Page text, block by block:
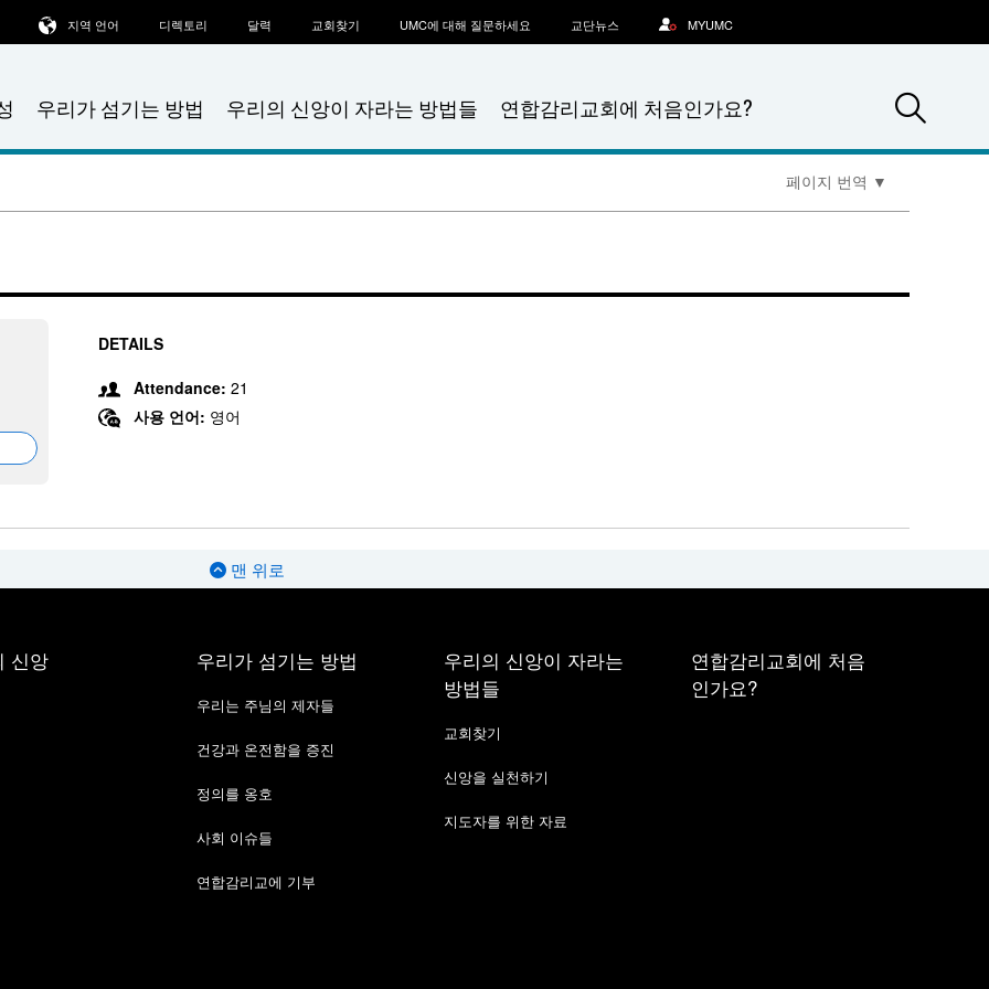
우리가 섬기는 방법 우리의 신앙이 자라는 방법들 연합감리교회에 처음인가요?
지역 언어 디렉토리 달력 교회찾기 UMC에 대해 질문하세요 교단뉴스 MYUMC
페이지 번역 ▼
DETAILS
Attendance: 21
사용 언어: 영어
맨 위로
신앙 우리가 섬기는 방법
우리는 주님의 제자들
건강과 온전함을 증진
정의를 옹호
사회 이슈들
연합감리교에 기부
우리의 신앙이 자라는
방법들
교회찾기
신앙을 실천하기
지도자를 위한 자료
연합감리교회에 처음
인가요?